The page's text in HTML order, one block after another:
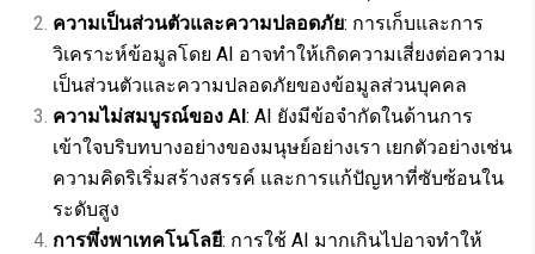
ความเป็นส่วนตัวและความปลอดภัย: การเก็บและการ
วิเคราะห์ข้อมูลโดย AI อาจทำให้เกิดความเสี่ยงต่อความ
เป็นส่วนตัวและความปลอดภัยของข้อมูลส่วนบุคคล
ความไม่สมบูรณ์ของ AI : AI ยังมีข้อจำกัดในด้านการ
เข้าใจบริบทบางอย่างของมนุษย์อย่างเรา เยกตัวอย่างเช่น
ความคิดริเริ่มสร้างสรรค์ และการแก้ปัญหาที่ซับซ้อนใน
ระดับสูง
การพึ่งพาเทคโนโลยี: การใช้ AI มากเกินไปอาจทำให้